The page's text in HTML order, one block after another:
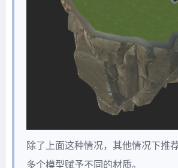
除了上面这种情况，其他情况下推
多个模型赋予不同的材质。